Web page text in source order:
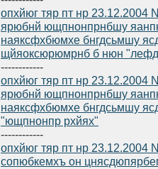
опхйюг тяр пт нр 23.12.2004
ярюбнй ющпнонпрнбшу
наяксфхбюмхе бнгдсьмшу
щйяоксюрюмрнб б нюн
------------
опхйюг тяр пт нр 23.12.2004
ярюбнй ющпнонпрнбшу
наяксфхбюмхе бнгдсьмшу
"ющпнонпр рхйях"
------------
опхйюг тяр пт нр 23.12.2004
сопюбкемхъ он